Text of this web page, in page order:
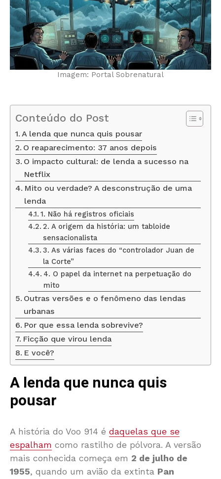
Imagem: Portal Sobrenatural
Conteúdo do Post
A lenda que nunca quis pousar
O reaparecimento: 37 anos depois
O impacto cultural: de lenda a sucesso na
Netflix
Mito ou verdade? A desconstrução de uma
lenda
1. Não há registros oficiais
2. A origem da história: um tabloide
sensacionalista
3. As várias faces do “controlador Juan de
la Corte”
4. O papel da internet na perpetuação do
mito
Outras versões e o fenômeno das lendas
urbanas
Por que essa lenda sobrevive?
Ficção que virou lenda
E você?
A lenda que nunca quis
pousar
A história do Voo 914 é daquelas que se
espalham como rastilho de pólvora. A versão
mais conhecida começa em 2 de julho de
1955, quando um avião da extinta Pan